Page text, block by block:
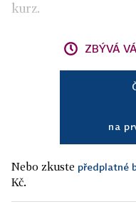
kurz.
ZBÝVÁ
na
Nebo zkuste předplatné
Kč.